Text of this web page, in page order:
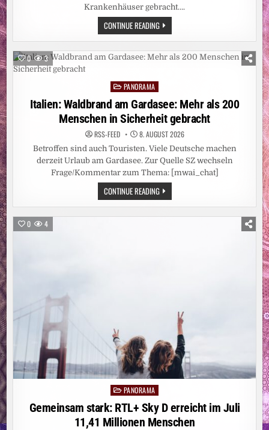
Krankenhäuser gebracht….
CONTINUE READINGNORWEGEN:
DEUTSCHER
REISEBUS
NORWEGEN
VERUNGLÜCKT
0 3
Posted
in
PANORAMA
Italien: Waldbrand am Gardasee: Mehr als 200
Menschen in Sicherheit gebracht
RSS-FEED 8. AUGUST 2026
Betroffen sind auch Touristen. Viele Deutsche machen
derzeit Urlaub am Gardasee. Zur Quelle SZ wechseln
Frage/Kommentar zum Thema: [mwai_chat]
CONTINUE READINGITALIEN:
WALDBRAND
AM
0 4
Posted
in
PANORAMA
Gemeinsam stark: RTL+ Sky D erreicht im Juli
11,41 Millionen Menschen